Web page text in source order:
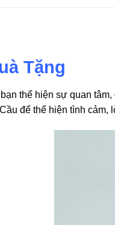
Tặng
thể hiện sự quan
để thể hiện tình